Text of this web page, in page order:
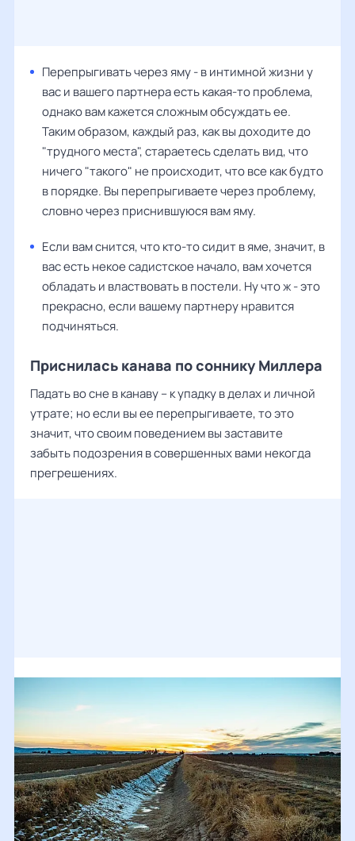
Перепрыгивать через яму - в интимной жизни у
вас и вашего партнера есть какая-то проблема,
однако вам кажется сложным обсуждать ее.
Таким образом, каждый раз, как вы доходите до
"трудного места", стараетесь сделать вид, что
ничего "такого" не происходит, что все как будто
в порядке. Вы перепрыгиваете через проблему,
словно через приснившуюся вам яму.
Если вам снится, что кто-то сидит в яме, значит, в
вас есть некое садистское начало, вам хочется
обладать и властвовать в постели. Ну что ж - это
прекрасно, если вашему партнеру нравится
подчиняться.
Приснилась канава по соннику Миллера
Падать во сне в канаву – к упадку в делах и личной
утрате; но если вы ее перепрыгиваете, то это
значит, что своим поведением вы заставите
забыть подозрения в совершенных вами некогда
прегрешениях.